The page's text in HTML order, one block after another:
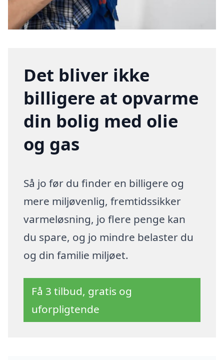
Det bliver ikke
billigere at opvarme
din bolig med olie
og gas
Så jo før du finder en billigere og
mere miljøvenlig, fremtidssikker
varmeløsning, jo flere penge kan
du spare, og jo mindre belaster du
og din familie miljøet.
Få 3 tilbud, gratis og
uforpligtende